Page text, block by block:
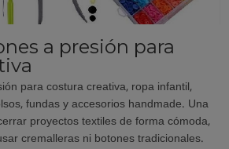
a presión para
para costura creativa, ropa infantil,
fundas y accesorios handmade. Una
proyectos textiles de forma cómoda,
cremalleras ni botones tradicionales.